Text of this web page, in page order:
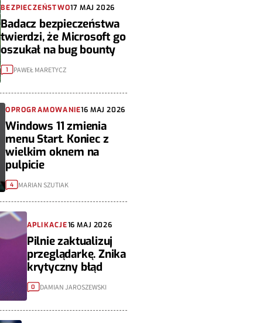
BEZPIECZEŃSTWO17 MAJ 2026
Badacz bezpieczeństwa
twierdzi, że Microsoft go
oszukał na bug bounty
1 PAWEŁ MARETYCZ
OPROGRAMOWANIE16 MAJ 2026
Windows 11 zmienia
menu Start. Koniec z
wielkim oknem na
pulpicie
4 MARIAN SZUTIAK
APLIKACJE16 MAJ 2026
Pilnie zaktualizuj
przeglądarkę. Znika
krytyczny błąd
0 DAMIAN JAROSZEWSKI